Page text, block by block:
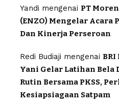
Yandi mengenai PT
(ENZO) Mengelar Acara
Dan Kinerja Perseroan
Redi Budiaji mengenai
Yani Gelar Latihan Bela
Rutin Bersama PKSS,
Kesiapsiagaan Satpam